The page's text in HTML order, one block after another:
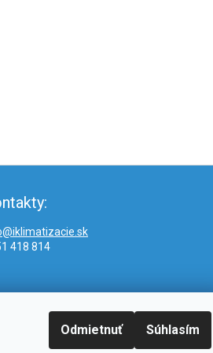
Odmietnuť Súhlasím
418 814